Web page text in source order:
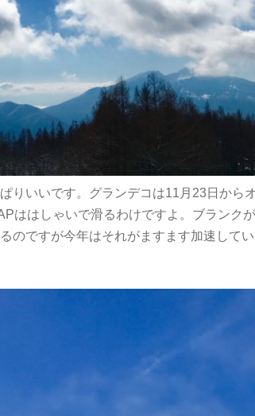
りいいです。グランデコは11月23日から
ははしゃいで滑るわけですよ。ブランク
のですが今年はそれがますます加速して